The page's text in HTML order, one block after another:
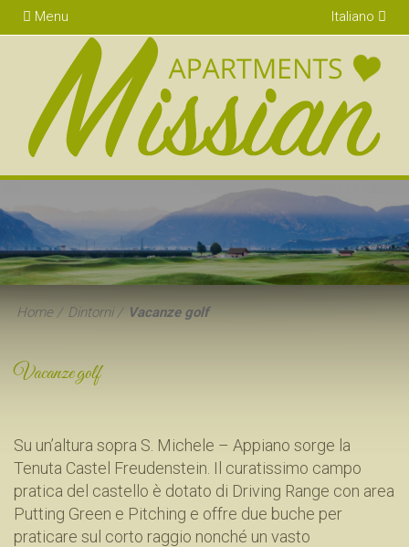
Menu Italiano
Home Dintorni Vacanze golf
Vacanze golf
Su un’altura sopra S. Michele – Appiano sorge la
Tenuta Castel Freudenstein. Il curatissimo campo
pratica del castello è dotato di Driving Range con area
Putting Green e Pitching e offre due buche per
praticare sul corto raggio nonché un vasto